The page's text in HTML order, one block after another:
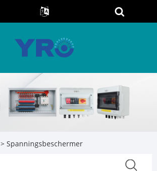
> Spanningsbeschermer